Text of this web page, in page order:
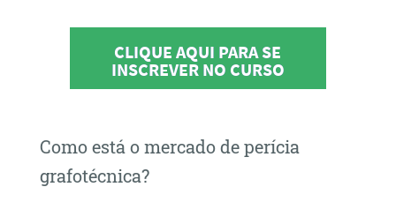
CLIQUE AQUI PARA SE
INSCREVER NO CURSO
Como está o mercado de perícia
grafotécnica?